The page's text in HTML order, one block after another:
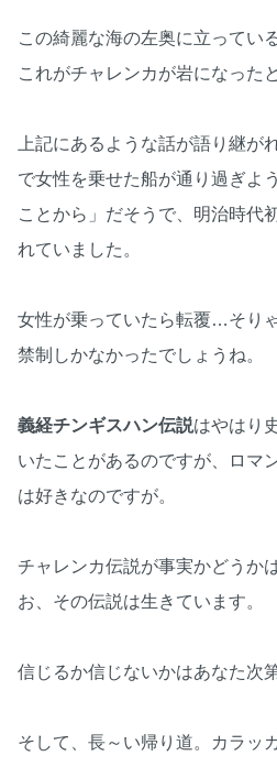
この綺麗な海の左奥に立ってい
これがチャレンカが岩になった
上記にあるような話が語り継が
で女性を乗せた船が通り過ぎよ
ことから」だそうで、明治時代
れていました。
女性が乗っていたら転覆…そり
禁制しかなかったでしょうね。
義経チンギスハン伝説はやはり
いたことがあるのですが、ロマ
は好きなのですが。
チャレンカ伝説が事実かどうか
お、その伝説は生きています。
信じるか信じないかはあなた次
そして、長～い帰り道。カラッ